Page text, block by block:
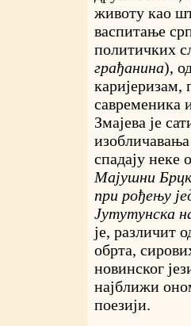
животу као
васпитање
политичких
грађанина),
савременика
Змајева је
спадају неке
Мајушни
при рођењу
Јутутунска
је, различит
обрта,
новинског
најближи
поезији.